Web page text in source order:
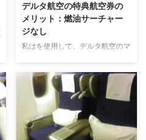
デルタ航空の特典航空券の
メリット：燃油サーチャー
ジなし
私はを使用して、デルタ航空のマ
通のOLの私が年会費26,000円の
デルタアメックスゴールドを持つ
理由 ⇒その他「私のデルタアメ
ックスゴールド体験記」 クレジ
ットカードの特典って色々あるの
に、結構知らなかったりしますよ